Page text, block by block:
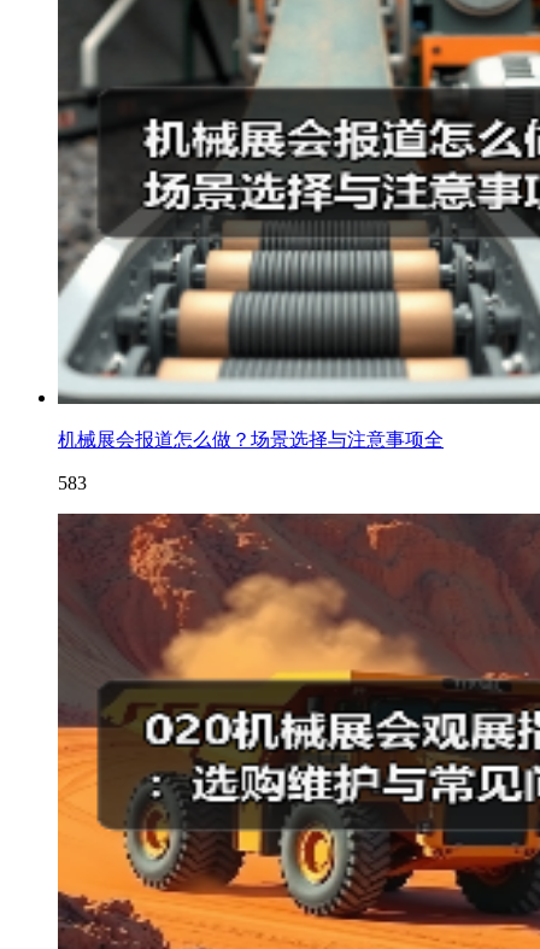
机械展会报道怎么做？场景选择与注意事项全
583